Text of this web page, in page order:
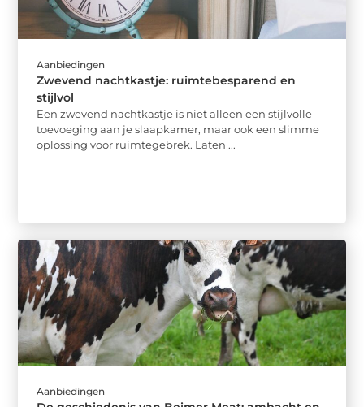
Aanbiedingen
Zwevend nachtkastje: ruimtebesparend en
stijlvol
Een zwevend nachtkastje is niet alleen een stijlvolle
toevoeging aan je slaapkamer, maar ook een slimme
oplossing voor ruimtegebrek. Laten ...
Aanbiedingen